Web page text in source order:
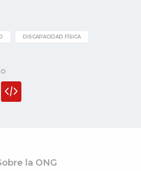
DISCAPACIDAD FÍSICA
la ONG